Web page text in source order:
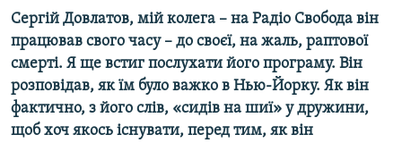
Сергій Довлатов, мій колега – на Радіо Свобода він
працював свого часу – до своєї, на жаль, раптової
смерті. Я ще встиг послухати його програму. Він
розповідав, як їм було важко в Нью-Йорку. Як він
фактично, з його слів, «сидів на шиї» у дружини,
щоб хоч якось існувати, перед тим, як він